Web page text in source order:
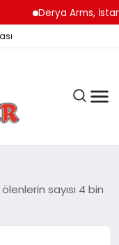
Derya Arms, İstanbul
sayısı 4 bin